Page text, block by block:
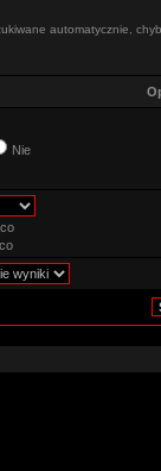
automatycznie,
Nie